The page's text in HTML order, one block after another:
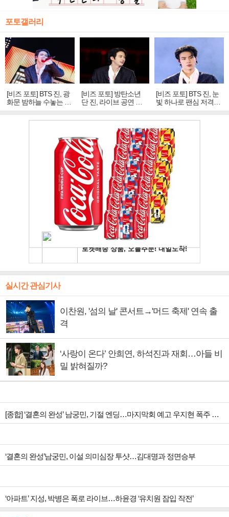
포토갤러리
[비즈 포토] BTS 진, 광
화문 밤하늘 수놓는 '비
주얼 킹'의 열창
[비즈 포토] 방탄소년
단 진, 라이브 공연 중
빛나는 독보적 아우라
[비즈 포토] BTS 진, 눈
빛 하나로 팬심 저격…
독보적 카리스마
실시간 관심기사
이찬원, '섬의 날' 콘서트→'머드 축제' 연속 출
격
‘사랑이 온다’ 안희연, 하석진과 재회…아들 비
밀 밝혀질까?
[종합] ‘결혼의 완성’ 남궁민, 기절 엔딩…마지막회 예고 우지현 폭주 결말은?
‘결혼의 완성’남궁민, 이설 의미심장 투샷…김대명과 정면승부
‘아파트’ 지성, 박병은 폭로 라이브…하윤경 ‘유치원 잠입 작전’